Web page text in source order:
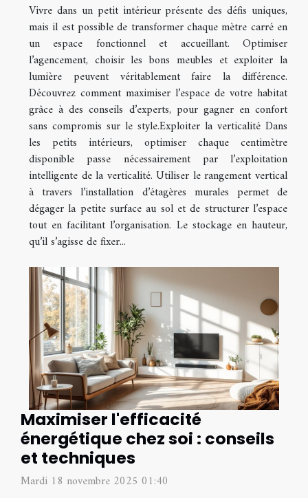
Vivre dans un petit intérieur présente des défis uniques,
mais il est possible de transformer chaque mètre carré en
un espace fonctionnel et accueillant. Optimiser
l’agencement, choisir les bons meubles et exploiter la
lumière peuvent véritablement faire la différence.
Découvrez comment maximiser l’espace de votre habitat
grâce à des conseils d’experts, pour gagner en confort
sans compromis sur le style.Exploiter la verticalité Dans
les petits intérieurs, optimiser chaque centimètre
disponible passe nécessairement par l’exploitation
intelligente de la verticalité. Utiliser le rangement vertical
à travers l’installation d’étagères murales permet de
dégager la petite surface au sol et de structurer l’espace
tout en facilitant l’organisation. Le stockage en hauteur,
qu’il s’agisse de fixer...
Maximiser l'efficacité
énergétique chez soi : conseils
et techniques
Mardi 18 novembre 2025 01:40